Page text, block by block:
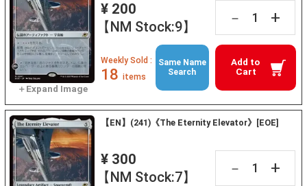
¥ 200
【NM Stock:9】
－ +
Add to
Cart
Weekly Sold :
18 items
Same Name
Search
【EN】(241)《The Eternity Elevator》[EOE]
¥ 300
【NM Stock:7】
－ +